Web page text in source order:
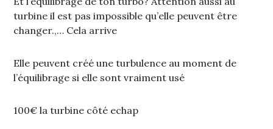
turbine il est pas impossible qu’elle peuvent être
changer.,… Cela arrive
Elle peuvent créé une turbulence au moment de
l’équilibrage si elle sont vraiment usé
100€ la turbine côté echap